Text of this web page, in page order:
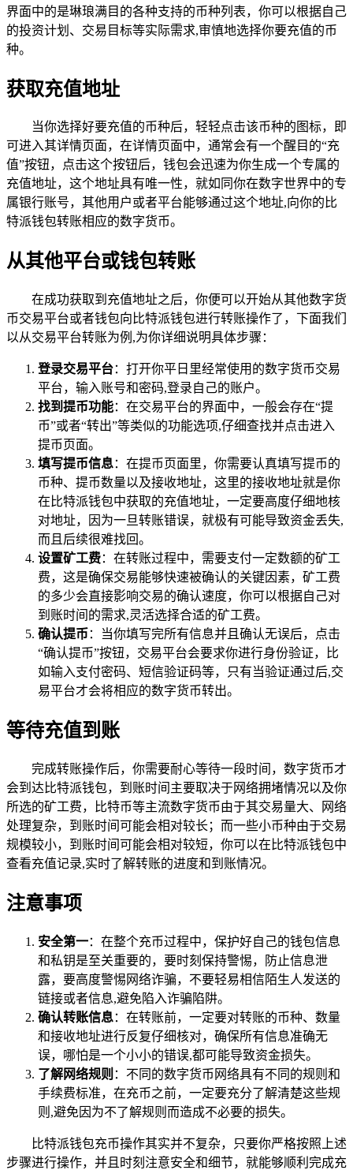
界面中的是琳琅满目的各种支持的币种列表，你可以根据自己
的投资计划、交易目标等实际需求,审慎地选择你要充值的币
种。
获取充值地址
当你选择好要充值的币种后，轻轻点击该币种的图标，即
可进入其详情页面，在详情页面中，通常会有一个醒目的“充
值”按钮，点击这个按钮后，钱包会迅速为你生成一个专属的
充值地址，这个地址具有唯一性，就如同你在数字世界中的专
属银行账号，其他用户或者平台能够通过这个地址,向你的比
特派钱包转账相应的数字货币。
从其他平台或钱包转账
在成功获取到充值地址之后，你便可以开始从其他数字货
币交易平台或者钱包向比特派钱包进行转账操作了，下面我们
以从交易平台转账为例,为你详细说明具体步骤：
登录交易平台：打开你平日里经常使用的数字货币交易
平台，输入账号和密码,登录自己的账户。
找到提币功能：在交易平台的界面中，一般会存在“提
币”或者“转出”等类似的功能选项,仔细查找并点击进入
提币页面。
填写提币信息：在提币页面里，你需要认真填写提币的
币种、提币数量以及接收地址，这里的接收地址就是你
在比特派钱包中获取的充值地址，一定要高度仔细地核
对地址，因为一旦转账错误，就极有可能导致资金丢失,
而且后续很难找回。
设置矿工费：在转账过程中，需要支付一定数额的矿工
费，这是确保交易能够快速被确认的关键因素，矿工费
的多少会直接影响交易的确认速度，你可以根据自己对
到账时间的需求,灵活选择合适的矿工费。
确认提币 ：当你填写完所有信息并且确认无误后，点击
“确认提币”按钮，交易平台会要求你进行身份验证，比
如输入支付密码、短信验证码等，只有当验证通过后,交
易平台才会将相应的数字货币转出。
等待充值到账
完成转账操作后，你需要耐心等待一段时间，数字货币才
会到达比特派钱包，到账时间主要取决于网络拥堵情况以及你
所选的矿工费，比特币等主流数字货币由于其交易量大、网络
处理复杂，到账时间可能会相对较长；而一些小币种由于交易
规模较小，到账时间可能会相对较短，你可以在比特派钱包中
查看充值记录,实时了解转账的进度和到账情况。
注意事项
安全第一：在整个充币过程中，保护好自己的钱包信息
和私钥是至关重要的，要时刻保持警惕，防止信息泄
露，要高度警惕网络诈骗，不要轻易相信陌生人发送的
链接或者信息,避免陷入诈骗陷阱。
确认转账信息：在转账前，一定要对转账的币种、数量
和接收地址进行反复仔细核对，确保所有信息准确无
误，哪怕是一个小小的错误,都可能导致资金损失。
了解网络规则 ：不同的数字货币网络具有不同的规则和
手续费标准，在充币之前，一定要充分了解清楚这些规
则,避免因为不了解规则而造成不必要的损失。
比特派钱包充币操作其实并不复杂，只要你严格按照上述
步骤进行操作，并且时刻注意安全和细节，就能够顺利完成充